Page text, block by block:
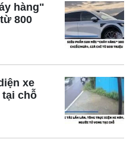
nghệ an toàn hiện đại như
Windsor mang đến sự yên
khách.
136 mã lực, MG Windsor
331km, đáp ứng mọi nhu
hàng"
800
xe
chỗ